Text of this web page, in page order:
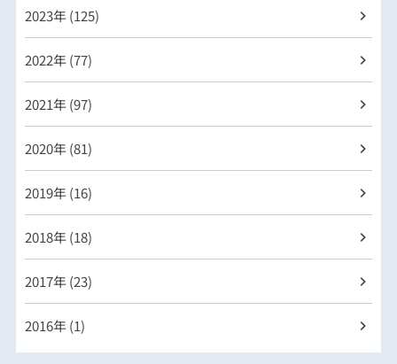
2023年 (125)
2022年 (77)
2021年 (97)
2020年 (81)
2019年 (16)
2018年 (18)
2017年 (23)
2016年 (1)